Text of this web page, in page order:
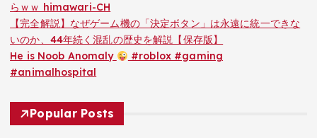
らｗｗ himawari-CH
【完全解説】なぜゲーム機の「決定ボタン」は永遠に統一できな
いのか、44年続く混乱の歴史を解説【保存版】
He is Noob Anomaly
#roblox #gaming
#animalhospital
Popular Posts